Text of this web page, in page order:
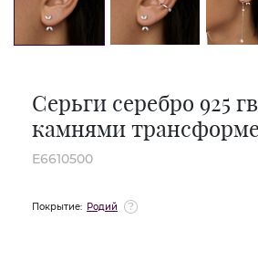
Серьги серебро 925
камнями
E6610500
Покрытие: Родий